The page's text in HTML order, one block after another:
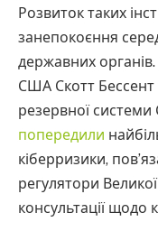
Розвиток таких
занепокоєння
державних
США Скотт Бессент
резервної
попередили
кіберризики,
регулятори
консультації щодо